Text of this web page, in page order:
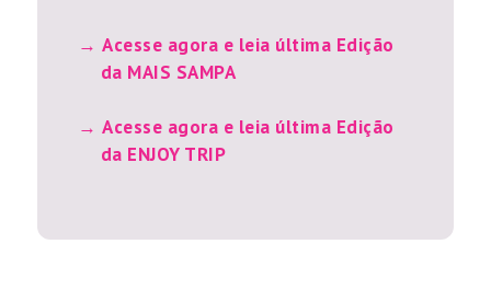
Acesse agora e leia última Edição
da MAIS SAMPA
Acesse agora e leia última Edição
da ENJOY TRIP